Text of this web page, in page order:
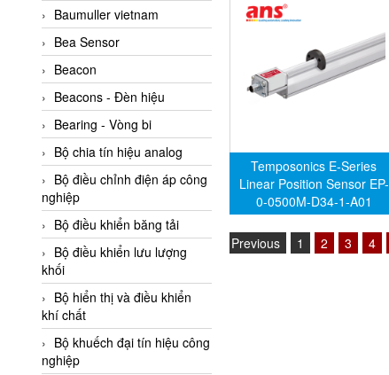
AccuWeb Vietnam
Acey
ACOEM Vietnam
ADCA Vietnam
ADFweb Vietnam
Adler Vietnam
Ados Vietnam
Advanced Energy Vietnam
Advantech Vietnam
Agate Vietnam
AGR International Vietnam
Aichi Tokei Denki Vietnam
Aii Vietnam
Baumuller vietnam
Bea Sensor
Beacon
Beacons - Đèn hiệu
Bearing - Vòng bi
Bộ chia tín hiệu analog
Bộ điều chỉnh điện áp công
nghiệp
Bộ điều khiển băng tải
Bộ điều khiển lưu lượng
khối
Bộ hiển thị và điều khiển
khí chất
Bộ khuếch đại tín hiệu công
nghiệp
Temposonics E-Series
Linear Position Sensor EP-
0-0500M-D34-1-A01
Previous 1 2 3 4